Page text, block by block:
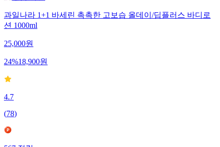
과일나라 1+1 바세린 촉촉한 고보습 올데이/딥플러스 바디로
션 1000ml
25,000원
24%18,900원
4.7
(78)